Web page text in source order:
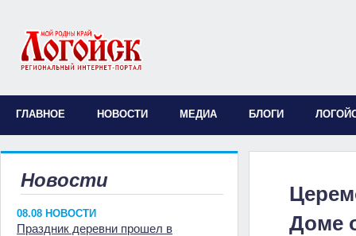
ГЛАВНОЕ НОВОСТИ МЕДИА БЛОГИ
Новости
08.08 НОВОСТИ
Праздник деревни прошел в
Доме